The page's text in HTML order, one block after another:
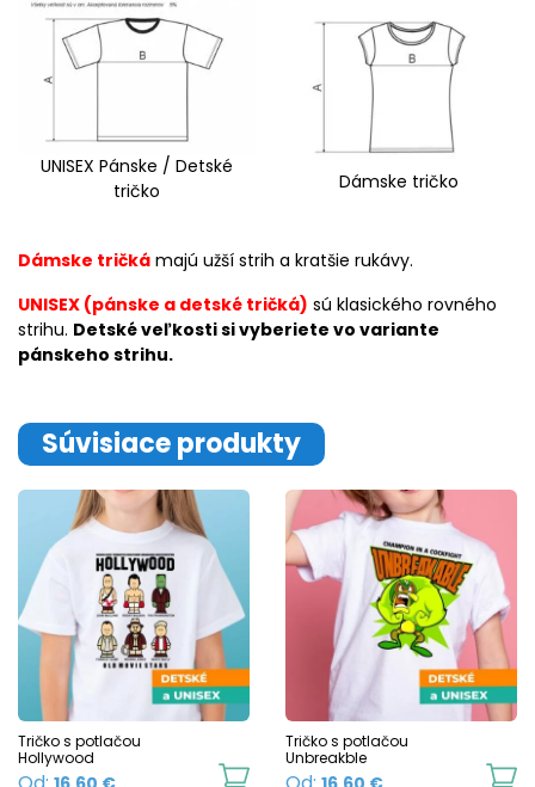
UNISEX Pánske / Detské
tričko
Dámske tričko
Dámske tričká majú užší strih a kratšie rukávy.
UNISEX (pánske a detské tričká) sú klasického rovného
strihu. Detské veľkosti si vyberiete vo variante
pánskeho strihu.
Súvisiace produkty
Tričko s potlačou
Hollywood
This
Tričko s potlačou
Unbreakble